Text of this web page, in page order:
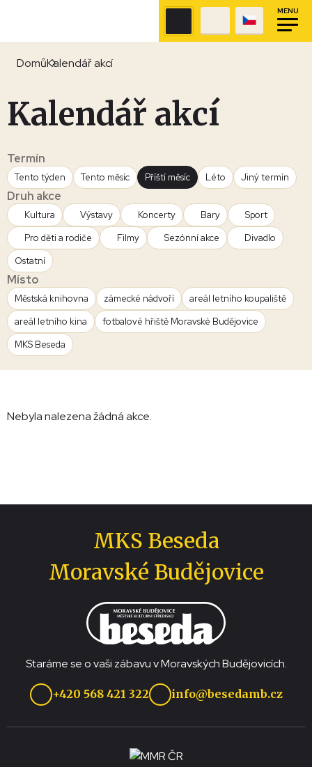
MENU
DomůKalendář akcí
Kalendář akcí
Termín
Tento týden Tento měsíc Příští měsíc Léto Jiný termín
Druh akce
Kultura Výstavy Koncerty Bary
Sport
Pro děti a rodiče
Filmy Sezónní akce
Divadlo
Ostatní
Místo
Městská knihovna zámecké nádvoří
areál letního koupaliště
areál letního kina
fotbalové hřiště Moravské Budějovice
MKS Beseda
Nebyla nalezena žádná akce.
MKS Beseda
Moravské Budějovice
Staráme se o vaši zábavu v Moravských Budějovicích.
+420 568 421 322 info@besedamb.cz